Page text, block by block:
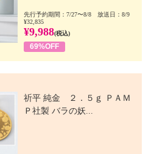
先行予約期間：7/27〜8/8 放送日：8/9
¥32,835
¥9,988(税込)
69%OFF
祈平 純金 ２．５ｇ ＰＡＭ
Ｐ社製 バラの妖...